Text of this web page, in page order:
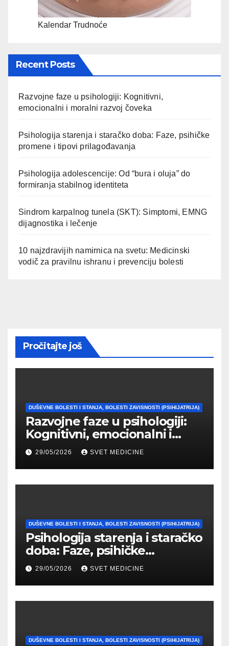
Kalendar Trudnoće
Recent Posts
Razvojne faze u psihologiji: Kognitivni,
emocionalni i moralni razvoj čoveka
Psihologija starenja i staračko doba: Faze, psihičke
promene i tipovi prilagođavanja
Psihologija adolescencije: Od “bura i oluja” do
formiranja stabilnog identiteta
Sindrom karpalnog tunela (SKT): Simptomi, EMNG
dijagnostika i lečenje
10 najzdravijih namirnica na svetu: Medicinski
vodič za pravilnu ishranu i prevenciju bolesti
Pročitajte još
DUŠEVNE BOLESTI I STANJA, BOLESTI ZAVISNOSTI (PSIHIJATRIJA)
Razvojne faze u psihologiji:
Kognitivni, emocionalni i
moralni razvoj čoveka
29/05/2026 SVET MEDICINE
DUŠEVNE BOLESTI I STANJA, BOLESTI ZAVISNOSTI (PSIHIJATRIJA)
Psihologija starenja i staračko
doba: Faze, psihičke
promene i tipovi
prilagođavanja
29/05/2026 SVET MEDICINE
DUŠEVNE BOLESTI I STANJA, BOLESTI ZAVISNOSTI (PSIHIJATRIJA)